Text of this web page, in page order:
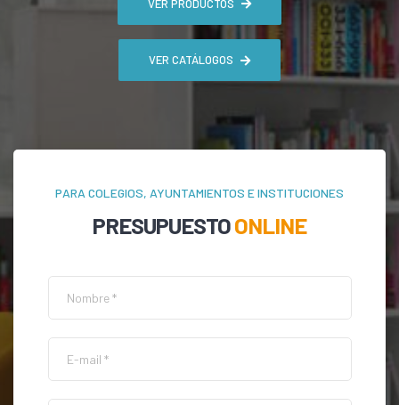
VER PRODUCTOS
VER CATÁLOGOS
PARA COLEGIOS, AYUNTAMIENTOS E INSTITUCIONES
PRESUPUESTOONLINE